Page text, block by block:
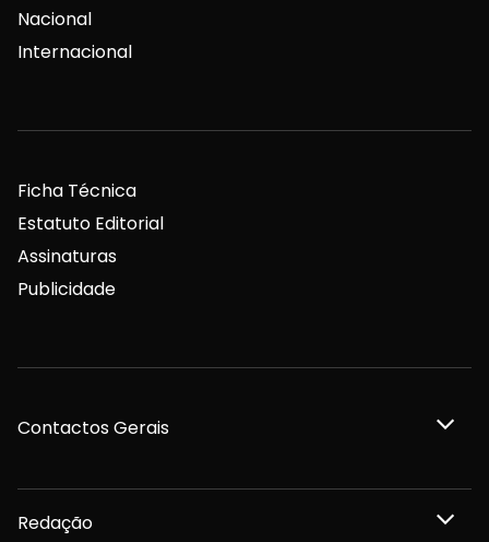
Nacional
Internacional
Ficha Técnica
Estatuto Editorial
Assinaturas
Publicidade
Contactos Gerais
Redação